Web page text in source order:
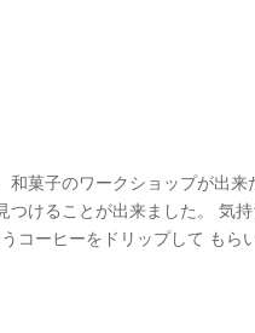
菓子のワークショップが出
けることが出来ました。 気
コーヒーをドリップして もら